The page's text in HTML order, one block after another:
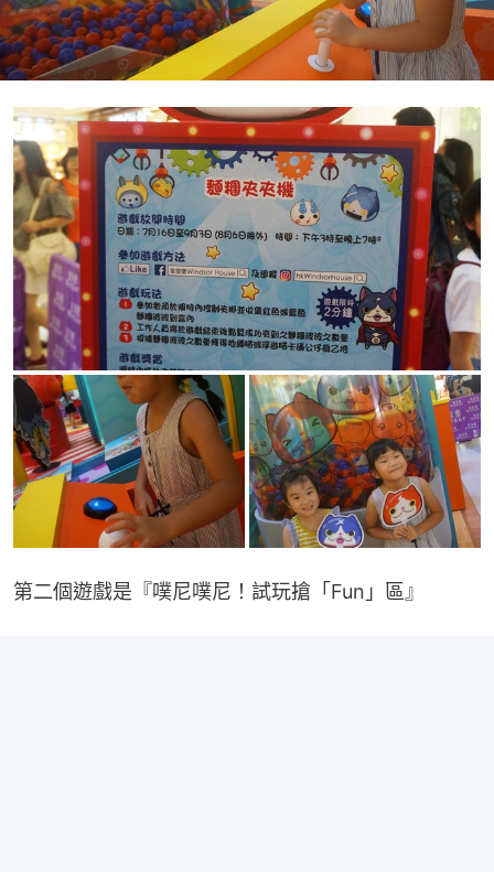
第二個遊戲是『噗尼噗尼！試玩搶「Fun」區』